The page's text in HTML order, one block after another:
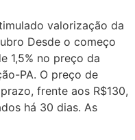
valorização da
Desde o começo
1,5% no preço da
PA. O preço de
frente aos R$130,
há 30 dias. As